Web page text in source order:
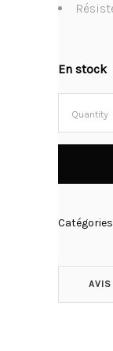
En stock
Quantity
Catégories